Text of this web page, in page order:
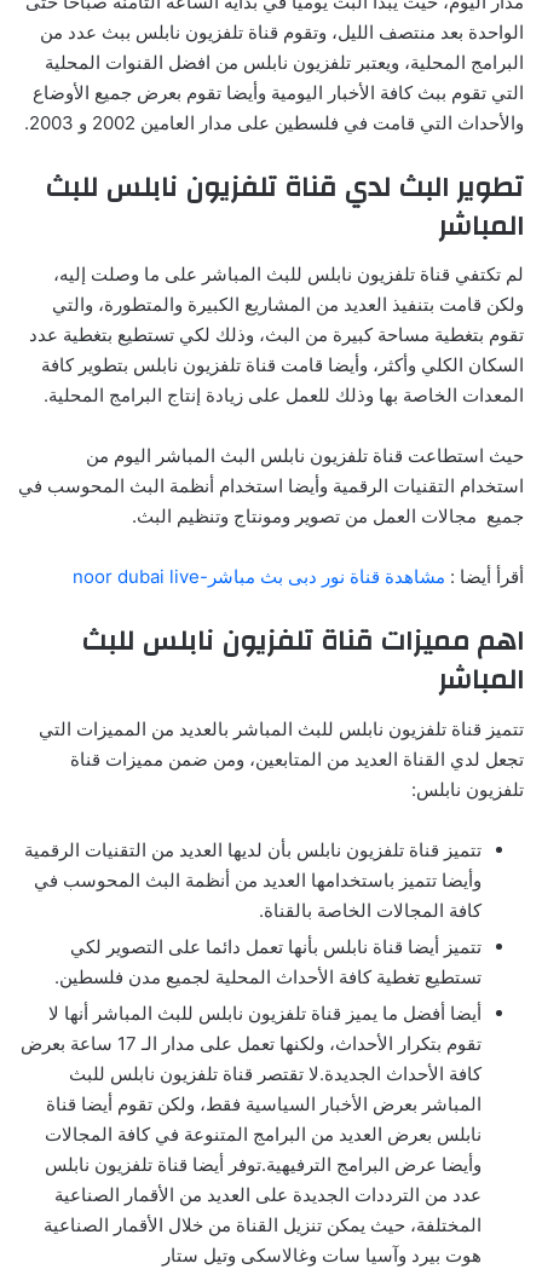
الواحدة بعد منتصف الليل، وتقوم قناة تلفزيون نابلس ببث عدد من
البرامج المحلية، ويعتبر تلفزيون نابلس من افضل القنوات المحلية
التي تقوم ببث كافة الأخبار اليومية وأيضا تقوم بعرض جميع الأوضاع
والأحداث التي قامت في فلسطين على مدار العامين 2002 و 2003.
تطوير البث لدي قناة تلفزيون نابلس للبث
المباشر
لم تكتفي قناة تلفزيون نابلس للبث المباشر على ما وصلت إليه،
ولكن قامت بتنفيذ العديد من المشاريع الكبيرة والمتطورة، والتي
تقوم بتغطية مساحة كبيرة من البث، وذلك لكي تستطيع بتغطية عدد
السكان الكلي وأكثر، وأيضا قامت قناة تلفزيون نابلس بتطوير كافة
المعدات الخاصة بها وذلك للعمل على زيادة إنتاج البرامج المحلية.
حيث استطاعت قناة تلفزيون نابلس البث المباشر اليوم من
استخدام التقنيات الرقمية وأيضا استخدام أنظمة البث المحوسب في
جميع مجالات العمل من تصوير ومونتاج وتنظيم البث.
أقرأ أيضا : مشاهدة قناة نور دبى بث مباشر-noor dubai live
اهم مميزات قناة تلفزيون نابلس للبث
المباشر
تتميز قناة تلفزيون نابلس للبث المباشر بالعديد من المميزات التي
تجعل لدي القناة العديد من المتابعين، ومن ضمن مميزات قناة
تلفزيون نابلس:
تتميز قناة تلفزيون نابلس بأن لديها العديد من التقنيات الرقمية
وأيضا تتميز باستخدامها العديد من أنظمة البث المحوسب في
كافة المجالات الخاصة بالقناة.
تتميز أيضا قناة نابلس بأنها تعمل دائما على التصوير لكي
تستطيع تغطية كافة الأحداث المحلية لجميع مدن فلسطين.
أيضا أفضل ما يميز قناة تلفزيون نابلس للبث المباشر أنها لا
تقوم بتكرار الأحداث، ولكنها تعمل على مدار الـ 17 ساعة بعرض
كافة الأحداث الجديدة.لا تقتصر قناة تلفزيون نابلس للبث
المباشر بعرض الأخبار السياسية فقط، ولكن تقوم أيضا قناة
نابلس بعرض العديد من البرامج المتنوعة في كافة المجالات
وأيضا عرض البرامج الترفيهية.توفر أيضا قناة تلفزيون نابلس
عدد من الترددات الجديدة على العديد من الأقمار الصناعية
المختلفة، حيث يمكن تنزيل القناة من خلال الأقمار الصناعية
هوت بيرد وآسيا سات وغالاسكى وتيل ستار